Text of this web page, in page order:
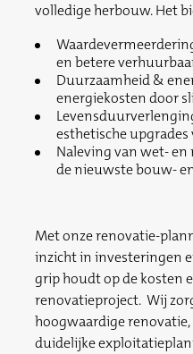
volledige herbouw. Het
en betere
Duurzaamheid &
energiekosten door
esthetische
Naleving van wet- en
de nieuwste bouw-
Met onze renovatie-
inzicht in investeringen
grip houdt op de kosten
renovatieproject. Wij
hoogwaardige
duidelijke